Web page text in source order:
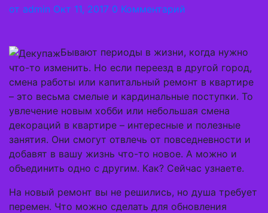
от admin Окт 11, 2017 0 Комментарий
Бывают периоды в жизни, когда нужно
что-то изменить. Но если переезд в другой город,
смена работы или капитальный ремонт в квартире
– это весьма смелые и кардинальные поступки. То
увлечение новым хобби или небольшая смена
декораций в квартире – интересные и полезные
занятия. Они смогут отвлечь от повседневности и
добавят в вашу жизнь что-то новое. А можно и
объединить одно с другим. Как? Сейчас узнаете.
На новый ремонт вы не решились, но душа требует
перемен. Что можно сделать для обновления